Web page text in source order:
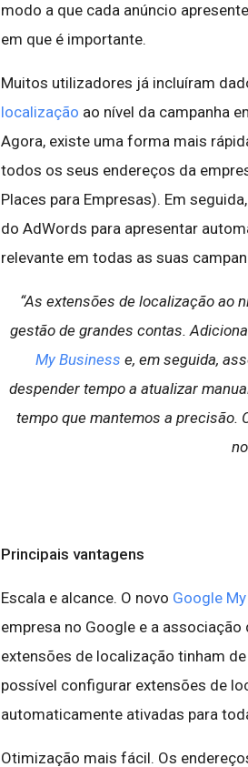
modo a que cada anúncio
em que é importante.
Muitos utilizadores já incluíram
localização ao nível da campanha
Agora, existe uma forma mais
todos os seus endereços da
Places para Empresas). Em
do AdWords para apresentar
relevante em todas as suas
“As extensões de localização ao
gestão de grandes contas.
My Business e, em seguida,
despender tempo a atualizar
tempo que mantemos a precisão.
Principais vantagens
Escala e alcance. O novo Google
empresa no Google e a
extensões de localização tinham
possível configurar extensões de
automaticamente ativadas para
Otimização mais fácil. Os